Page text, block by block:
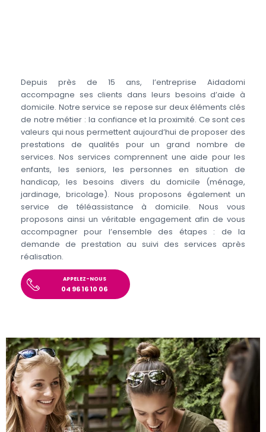
Depuis près de 15 ans, l’entreprise Aidadomi
accompagne ses clients dans leurs besoins d’aide à
domicile. Notre service se repose sur deux éléments clés
de notre métier : la confiance et la proximité. Ce sont ces
valeurs qui nous permettent aujourd’hui de proposer des
prestations de qualités pour un grand nombre de
services. Nos services comprennent une aide pour les
enfants, les seniors, les personnes en situation de
handicap, les besoins divers du domicile (ménage,
jardinage, bricolage). Nous proposons également un
service de téléassistance à domicile. Nous vous
proposons ainsi un véritable engagement afin de vous
accompagner pour l’ensemble des étapes : de la
demande de prestation au suivi des services après
réalisation.
APPELEZ-NOUS
04 96 16 10 06